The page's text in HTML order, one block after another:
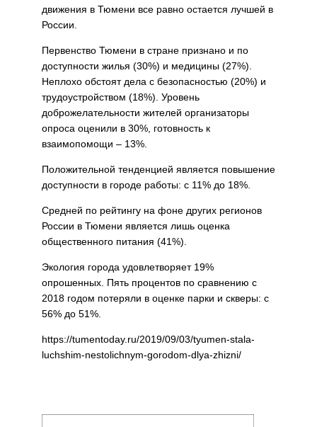
движения в Тюмени все равно остается лучшей в
России.
Первенство Тюмени в стране признано и по
доступности жилья (30%) и медицины (27%).
Неплохо обстоят дела с безопасностью (20%) и
трудоустройством (18%). Уровень
доброжелательности жителей организаторы
опроса оценили в 30%, готовность к
взаимопомощи – 13%.
Положительной тенденцией является повышение
доступности в городе работы: с 11% до 18%.
Средней по рейтингу на фоне других регионов
России в Тюмени является лишь оценка
общественного питания (41%).
Экология города удовлетворяет 19%
опрошенных. Пять процентов по сравнению с
2018 годом потеряли в оценке парки и скверы: с
56% до 51%.
https://tumentoday.ru/2019/09/03/tyumen-stala-
luchshim-nestolichnym-gorodom-dlya-zhizni/